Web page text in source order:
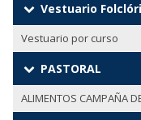
Vestuario
Vestuario por curso
PASTORAL
ALIMENTOS CAMPAÑA